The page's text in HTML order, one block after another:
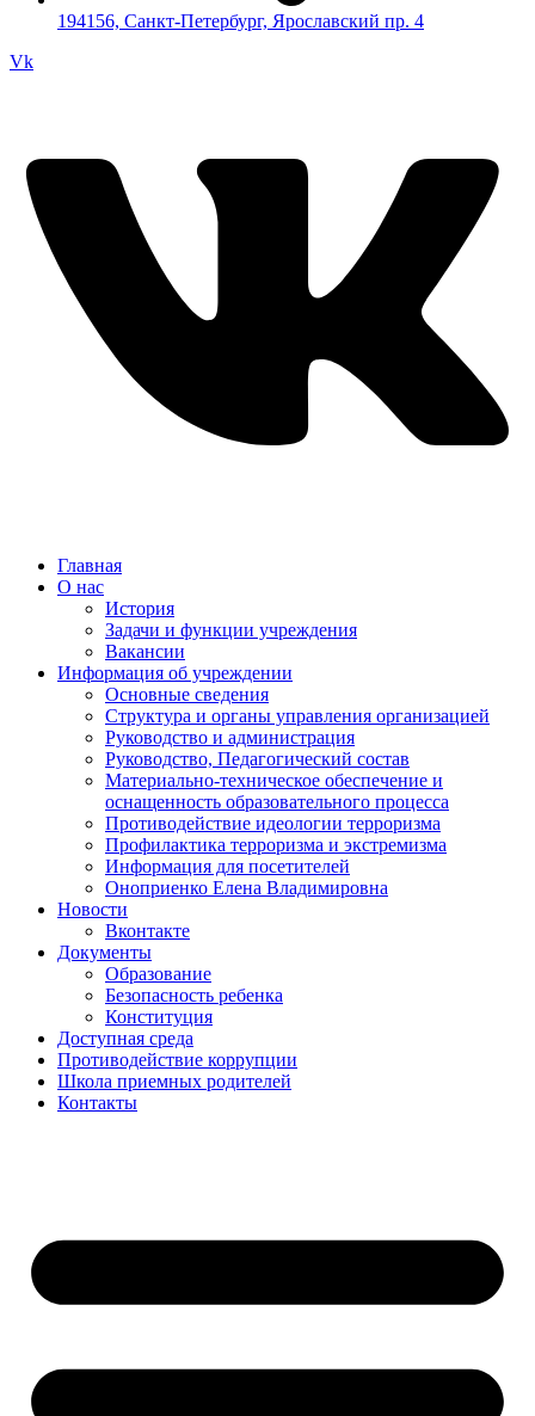
194156, Санкт-Петербург, Ярославский пр. 4
Vk
Главная
О нас
История
Задачи и функции учреждения
Вакансии
Информация об учреждении
Основные сведения
Структура и органы управления организацией
Руководство и администрация
Руководство, Педагогический состав
Материально-техническое обеспечение и
оснащенность образовательного процесса
Противодействие идеологии терроризма
Профилактика терроризма и экстремизма
Информация для посетителей
Оноприенко Елена Владимировна
Новости
Вконтакте
Документы
Образование
Безопасность ребенка
Конституция
Доступная среда
Противодействие коррупции
Школа приемных родителей
Контакты